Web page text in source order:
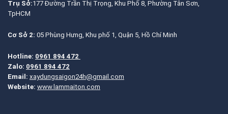
Trụ Sở:177 Đường Trần Thị Trọng, Khu Phố 8, Phường Tân Sơn,
TpHCM
Cơ Sở 2: 05 Phùng Hưng, Khu phố 1, Quận 5, Hồ Chí Minh
Hotline: 0961 894 472
Zalo: 0961 894 472
Email: xaydungsaigon24h@gmail.com
Website: www.lammaiton.com